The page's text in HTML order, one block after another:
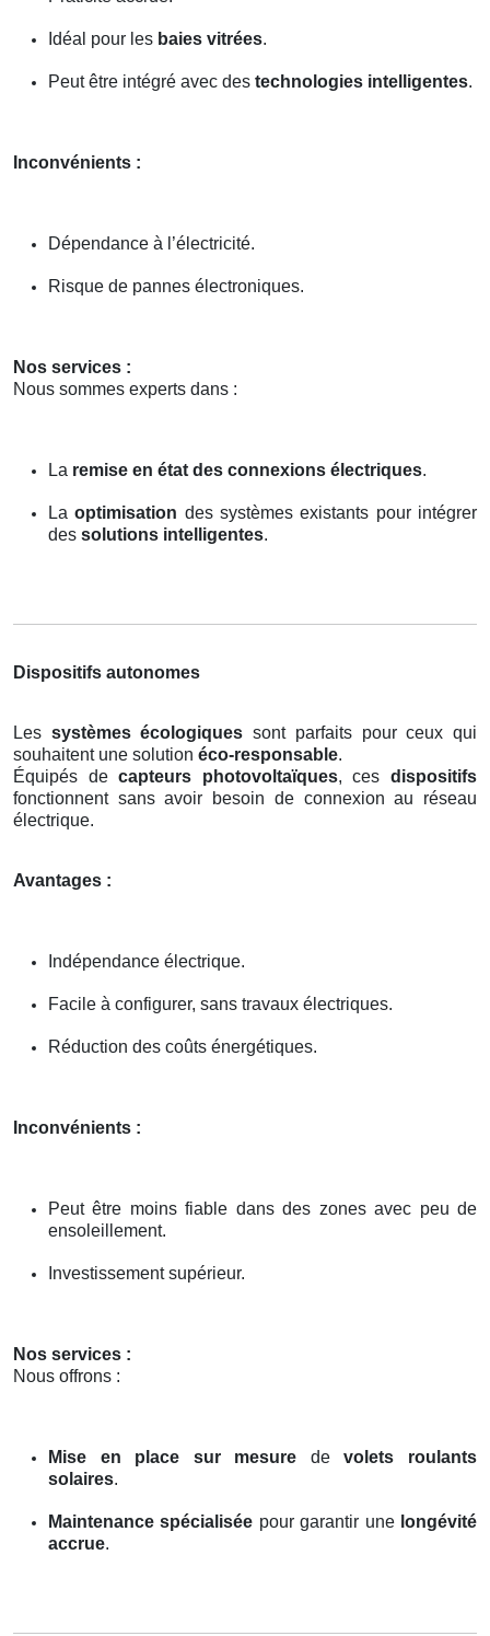
Idéal pour les baies vitrées.
Peut être intégré avec des technologies intelligentes.
Inconvénients :
Dépendance à l’électricité.
Risque de pannes électroniques.
Nos services :
Nous sommes experts dans :
La remise en état des connexions électriques.
Laoptimisation des systèmes existants pour intégrer
des solutions intelligentes.
Dispositifs autonomes
Les systèmes écologiques sont parfaits pour ceux qui
souhaitent une solution éco-responsable.
Équipés decapteurs photovoltaïques, cesdispositifs
fonctionnent sans avoir besoin de connexion au réseau
électrique.
Avantages :
Indépendance électrique.
Facile à configurer, sans travaux électriques.
Réduction des coûts énergétiques.
Inconvénients :
Peut être moins fiable dans des zones avec peu de
ensoleillement.
Investissement supérieur.
Nos services :
Nous offrons :
Mise en place sur mesure devolets roulants
solaires.
Maintenance spécialisée pour garantir une longévité
accrue.